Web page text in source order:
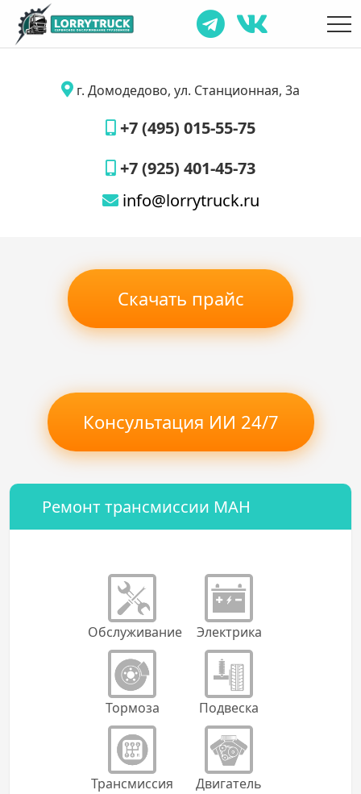
г. Домодедово, ул. Станционная, 3а
+7 (495) 015-55-75
+7 (925) 401-45-73
info@lorrytruck.ru
Скачать прайс
Консультация ИИ 24/7
Ремонт трансмиссии МАН
Обслуживание Электрика
Тормоза Подвеска
Трансмиссия Двигатель